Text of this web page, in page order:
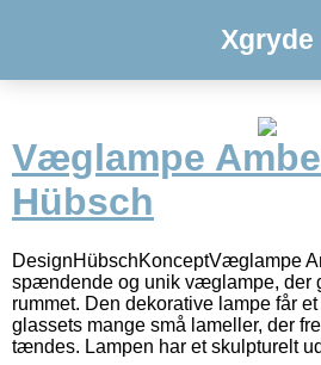
Xgryde
Væglampe
Hübsch
DesignHübschKonceptVæglampe
spændende og unik væglampe, der
rummet. Den dekorative lampe får
glassets mange små lameller, der
tændes. Lampen har et skulpturelt ud